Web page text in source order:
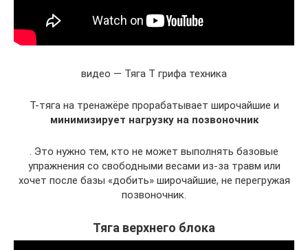
видео — Тяга Т грифа техника
Т-тяга на тренажёре прорабатывает широчайшие и
минимизирует нагрузку на позвоночник
. Это нужно тем, кто не может выполнять базовые
упражнения со свободными весами из-за травм или
хочет после базы «добить» широчайшие, не перегружая
позвоночник.
Тяга верхнего блока